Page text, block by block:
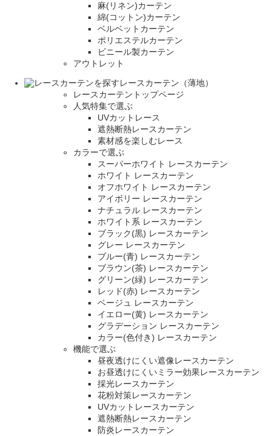
麻(リネン)カーテン
綿(コットン)カーテン
ベルベットカーテン
ポリエステルカーテン
ビニール製カーテン
アウトレット
レースカーテン（薄地）
レースカーテントップページ
人気特集で選ぶ
UVカットレース
遮熱断熱レースカーテン
素材感を楽しむレース
カラーで選ぶ
スーパーホワイト レースカーテン
ホワイト レースカーテン
オフホワイト レースカーテン
アイボリー レースカーテン
ナチュラル レースカーテン
ホワイト系 レースカーテン
ブラック(黒) レースカーテン
グレー レースカーテン
ブルー(青) レースカーテン
ブラウン(茶) レースカーテン
グリーン(緑) レースカーテン
レッド(赤) レースカーテン
ベージュ レースカーテン
イエロー(黄) レースカーテン
グラデーション レースカーテン
カラー(色付き) レースカーテン
機能で選ぶ
昼夜透けにくい遮像レースカーテン
お昼透けにくいミラー効果レースカーテン
採光レースカーテン
花粉対策レースカーテン
UVカットレースカーテン
遮熱断熱レースカーテン
防炎レースカーテン